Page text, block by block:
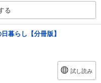
る
暮らし【分冊版】
試し読み